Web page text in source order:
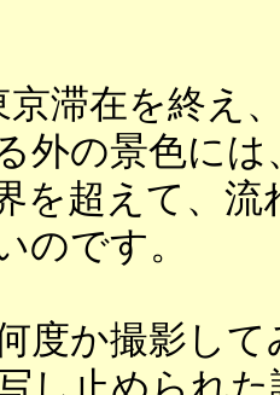
京滞在を終え
外の景色に
を超えて、
のです。
度か撮影し